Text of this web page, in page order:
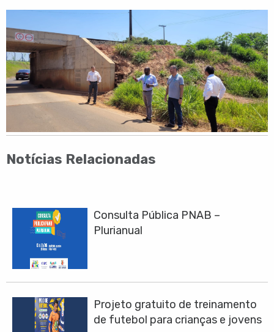
Notícias Relacionadas
Consulta Pública PNAB –
Plurianual
Projeto gratuito de treinamento
de futebol para crianças e jovens